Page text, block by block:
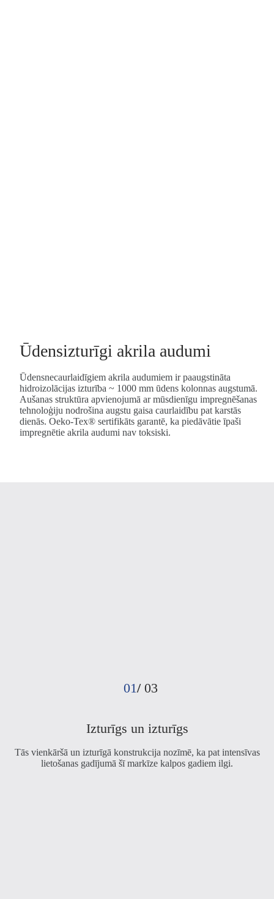
Ūdensizturīgi akrila audumi
Ūdensnecaurlaidīgiem akrila audumiem ir paaugstināta
hidroizolācijas izturība ~ 1000 mm ūdens kolonnas augstumā.
Aušanas struktūra apvienojumā ar mūsdienīgu impregnēšanas
tehnoloģiju nodrošina augstu gaisa caurlaidību pat karstās
dienās. Oeko-Tex® sertifikāts garantē, ka piedāvātie īpaši
impregnētie akrila audumi nav toksiski.
01/03
Izturīgs un izturīgs
Tās vienkāršā un izturīgā konstrukcija nozīmē, ka pat intensīvas
lietošanas gadījumā šī markīze kalpos gadiem ilgi.